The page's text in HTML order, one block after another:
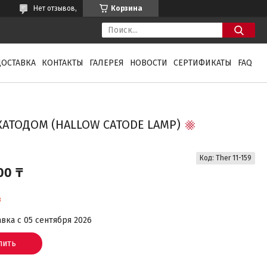
Корзина
Нет отзывов,
КОНТАКТЫ ГАЛЕРЕЯ НОВОСТИ СЕРТИФИКАТЫ FAQ
(HALLOW CATODE LAMP)
₸
Код: Ther 11-159
с 05 сентября 2026